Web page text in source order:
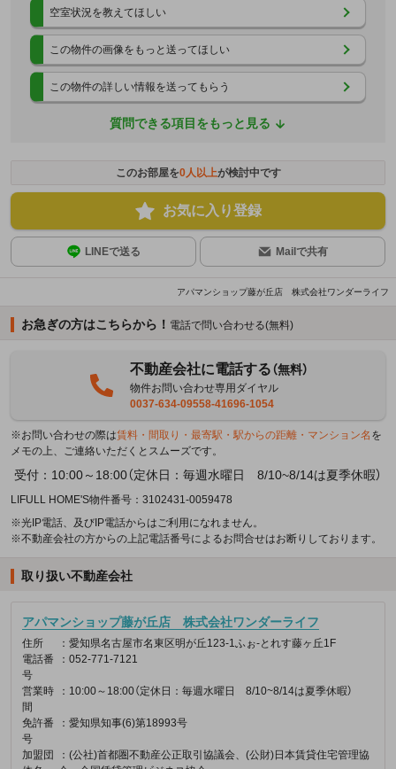
空室状況を教えてほしい
この物件の画像をもっと送ってほしい
この物件の詳しい情報を送ってもらう
質問できる項目をもっと見る
このお部屋を0人以上が検討中です
お気に入り登録
LINEで送る Mailで共有
アパマンショップ藤が丘店 株式会社ワンダーライフ
お急ぎの方はこちらから！ 電話で問い合わせる(無料)
不動産会社に電話する（無料）
物件お問い合わせ専用ダイヤル
0037-634-09558-41696-1054
※お問い合わせの際は賃料・間取り・最寄駅・駅からの距離・マンション名 を
メモの上、ご連絡いただくとスムーズです。
受付：10:00～18:00（定休日：毎週水曜日 8/10~8/14は夏季休暇）
LIFULL HOME'S物件番号：3102431-0059478
※光IP電話、及びIP電話からはご利用になれません。
※不動産会社の方からの上記電話番号によるお問合せはお断りしております。
取り扱い不動産会社
アパマンショップ藤が丘店 株式会社ワンダーライフ
住所
：愛知県名古屋市名東区明が丘123-1ふぉ-とれす藤ヶ丘1F
電話番
号
：052-771-7121
営業時
間
：10:00～18:00（定休日：毎週水曜日 8/10~8/14は夏季休暇）
免許番
号
：愛知県知事(6)第18993号
加盟団
：(公社)首都圏不動産公正取引協議会、(公財)日本賃貸住宅管理協